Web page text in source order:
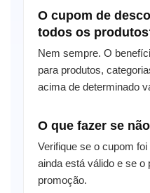
O cupom de
todos os
Nem sempre. O
para produtos,
acima de determinado
O que fazer se
Verifique se o cupom
ainda está válido e se o
promoção.